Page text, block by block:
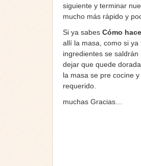
siguiente y terminar
mucho más rápido y
Si ya sabes Cómo
allí la masa, como si
ingredientes se
dejar que quede
la masa se pre cocine
requerido.
muchas Gracias…